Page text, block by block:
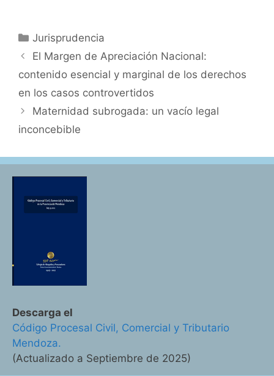
Categorías
Jurisprudencia
El Margen de Apreciación Nacional:
contenido esencial y marginal de los derechos
en los casos controvertidos
Maternidad subrogada: un vacío legal
inconcebible
Descarga el
Código Procesal Civil, Comercial y Tributario
Mendoza.
(Actualizado a Septiembre de 2025)